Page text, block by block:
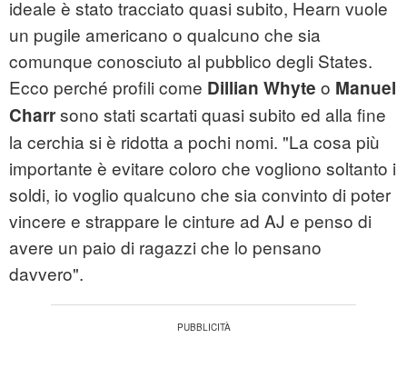
ideale è stato tracciato quasi subito, Hearn vuole
un pugile americano o qualcuno che sia
comunque conosciuto al pubblico degli States.
Ecco perché profili come Dillian Whyte o Manuel
Charrsono stati scartati quasi subito ed alla fine
la cerchia si è ridotta a pochi nomi. "La cosa più
importante è evitare coloro che vogliono soltanto i
soldi, io voglio qualcuno che sia convinto di poter
vincere e strappare le cinture ad AJ e penso di
avere un paio di ragazzi che lo pensano
davvero".